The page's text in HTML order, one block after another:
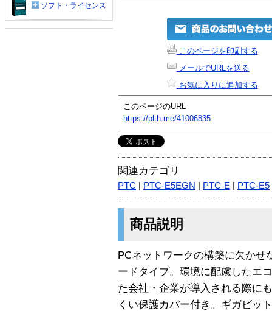
このページを印刷する
メールでURLを送る
お気に入りに追加する
このページのURL
https://plth.me/41006835
関連カテゴリ
PTC PTC-E5EGN PTC-E PTC-E5
商品説明
PCネットワークの構築に欠かせ
ードタイプ。環境に配慮したエ
た会社・企業が導入される際に
くい保護カバー付き。ギガビッ
ソフト・ライセンス